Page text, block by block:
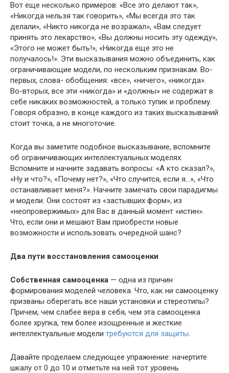
Вот еще несколько примеров: «Все это делают так»,
«Никогда нельзя так говорить», «Мы всегда это так
делали», «Никто никогда не возражал», «Вам следует
принять это лекарство», «Вы должны носить эту одежду»,
«Этого не может быть!», «Никогда еще это не
получалось!». Эти высказывания можно объединить, как
ограничивающие модели, по нескольким признакам. Во-
первых, слова- обобщения: «все», «ничего», «никогда».
Во-вторых, все эти «никогда» и «должны» не содержат в
себе никаких возможностей, а только тупик и проблему.
Говоря образно, в конце каждого из таких высказываний
стоит точка, а не многоточие.
Когда вы заметите подобное высказывание, вспомните
об ограничивающих интеллектуальных моделях.
Вспомните и начните задавать вопросы: «А кто сказал?»,
«Ну и что?», «Почему нет?», «Что случится, если я…», «Что
останавливает меня?». Начните замечать свои парадигмы
и модели. Они состоят из «застывших форм», из
«неопровержимых» для Вас в данный момент «истин».
Что, если они и мешают Вам приобрести новые
возможности и использовать очередной шанс?
Два пути восстановления самооценки
Собственная самооценка — одна из причин
формирования моделей человека. Что, как ни самооценку
призваны оберегать все наши установки и стереотипы?
Причем, чем слабее вера в себя, чем эта самооценка
более хрупка, тем более изощренные и жесткие
интеллектуальные модели требуются для защиты.
Давайте проделаем следующее упражнение: начертите
шкалу от 0 до 10 и отметьте на ней тот уровень